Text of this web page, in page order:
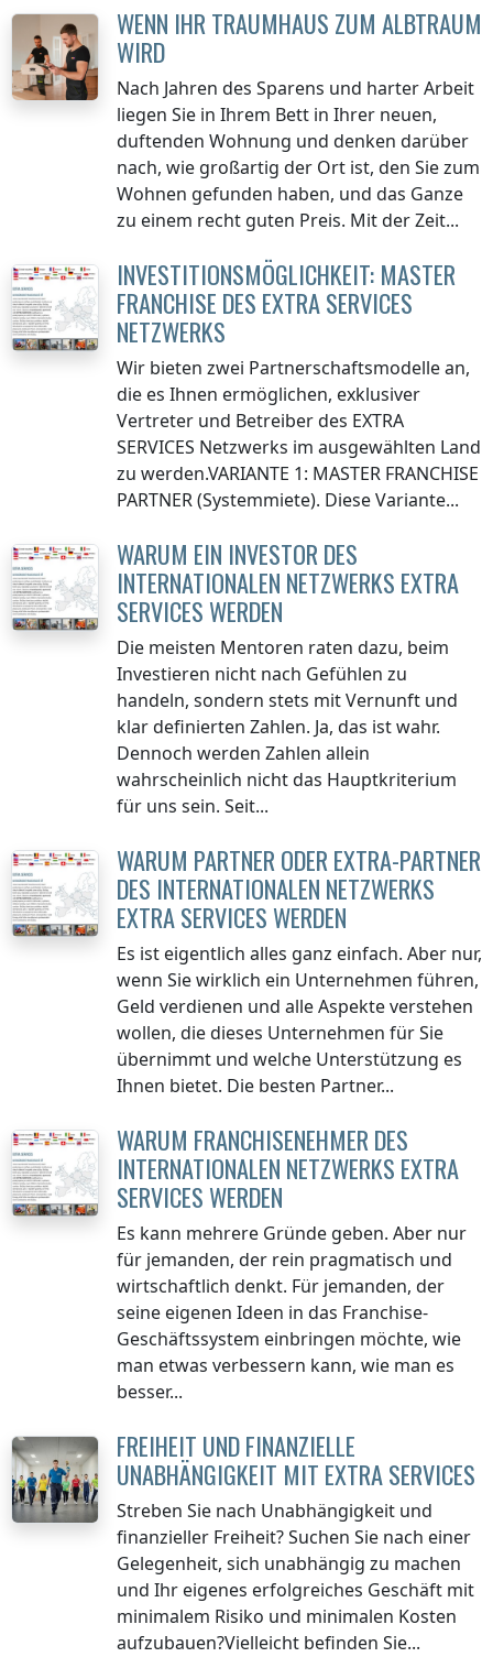
WENN IHR TRAUMHAUS ZUM ALBTRAUM
WIRD
Nach Jahren des Sparens und harter Arbeit
liegen Sie in Ihrem Bett in Ihrer neuen,
duftenden Wohnung und denken darüber
nach, wie großartig der Ort ist, den Sie zum
Wohnen gefunden haben, und das Ganze
zu einem recht guten Preis. Mit der Zeit...
INVESTITIONSMÖGLICHKEIT: MASTER
FRANCHISE DES EXTRA SERVICES
NETZWERKS
Wir bieten zwei Partnerschaftsmodelle an,
die es Ihnen ermöglichen, exklusiver
Vertreter und Betreiber des EXTRA
SERVICES Netzwerks im ausgewählten Land
zu werden.VARIANTE 1: MASTER FRANCHISE
PARTNER (Systemmiete). Diese Variante...
WARUM EIN INVESTOR DES
INTERNATIONALEN NETZWERKS EXTRA
SERVICES WERDEN
Die meisten Mentoren raten dazu, beim
Investieren nicht nach Gefühlen zu
handeln, sondern stets mit Vernunft und
klar definierten Zahlen. Ja, das ist wahr.
Dennoch werden Zahlen allein
wahrscheinlich nicht das Hauptkriterium
für uns sein. Seit...
WARUM PARTNER ODER EXTRA-PARTNER
DES INTERNATIONALEN NETZWERKS
EXTRA SERVICES WERDEN
Es ist eigentlich alles ganz einfach. Aber nur,
wenn Sie wirklich ein Unternehmen führen,
Geld verdienen und alle Aspekte verstehen
wollen, die dieses Unternehmen für Sie
übernimmt und welche Unterstützung es
Ihnen bietet. Die besten Partner...
WARUM FRANCHISENEHMER DES
INTERNATIONALEN NETZWERKS EXTRA
SERVICES WERDEN
Es kann mehrere Gründe geben. Aber nur
für jemanden, der rein pragmatisch und
wirtschaftlich denkt. Für jemanden, der
seine eigenen Ideen in das Franchise-
Geschäftssystem einbringen möchte, wie
man etwas verbessern kann, wie man es
besser...
FREIHEIT UND FINANZIELLE
UNABHÄNGIGKEIT MIT EXTRA SERVICES
Streben Sie nach Unabhängigkeit und
finanzieller Freiheit? Suchen Sie nach einer
Gelegenheit, sich unabhängig zu machen
und Ihr eigenes erfolgreiches Geschäft mit
minimalem Risiko und minimalen Kosten
aufzubauen?Vielleicht befinden Sie...